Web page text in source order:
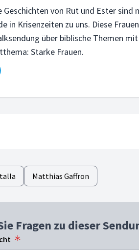
Geschichten von Rut und Ester sind
in Krisenzeiten zu uns. Diese
über biblische Themen
Starke Frauen.
Matthias Gaffron
Fragen zu dieser